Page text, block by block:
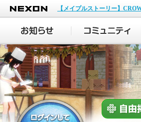
NEXON
【メイプルストーリー】